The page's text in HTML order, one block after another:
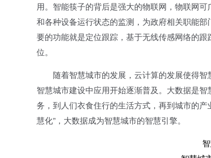
用。智能筷子的背后是强大的物联网，物联网
和各种设备运行状态的监测，为政府相关职能
要的功能就是定位跟踪，基于无线传感网络的
位。
随着智慧城市的发展，云计算的发展使得智
智慧城市建设中应用开始逐渐普及。大数据是
务，到人们衣食住行的生活方式，再到城市的
慧化”，大数据成为智慧城市的智慧引擎。